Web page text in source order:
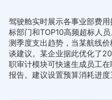
驾驶舱实时展示各事业部费
标部门和TOP10高频超标人
测季度支出趋势，当某航线
谈建议。某企业据此优化了
职审计模块可快速生成员工
报告。建议设置预算消耗进度